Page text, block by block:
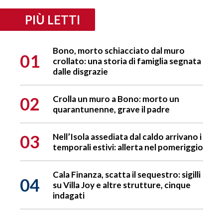
PIÙ LETTI
01
Bono, morto schiacciato dal muro
crollato: una storia di famiglia segnata
dalle disgrazie
02
Crolla un muro a Bono: morto un
quarantunenne, grave il padre
03
Nell’Isola assediata dal caldo arrivano i
temporali estivi: allerta nel pomeriggio
04
Cala Finanza, scatta il sequestro: sigilli
su Villa Joy e altre strutture, cinque
indagati